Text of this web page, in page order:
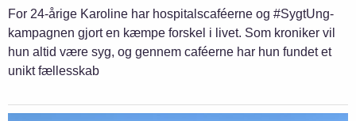
For 24-årige Karoline har hospitalscaféerne og #SygtUng-
kampagnen gjort en kæmpe forskel i livet. Som kroniker vil
hun altid være syg, og gennem caféerne har hun fundet et
unikt fællesskab